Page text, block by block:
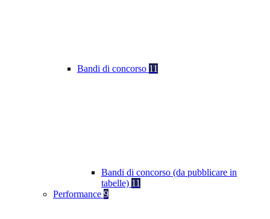
Bandi di concorso 11
Bandi di concorso (da pubblicare in
tabelle) 11
Performance 9